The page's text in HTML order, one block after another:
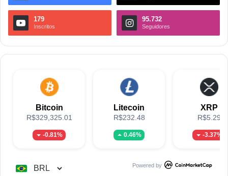
179
Inscritos
95.732
Seguidores
Bitcoin
R$329,325.01
-0.81%
Litecoin
R$232.48
0.46%
XRP
R$5.29
-3.37%
Powered by